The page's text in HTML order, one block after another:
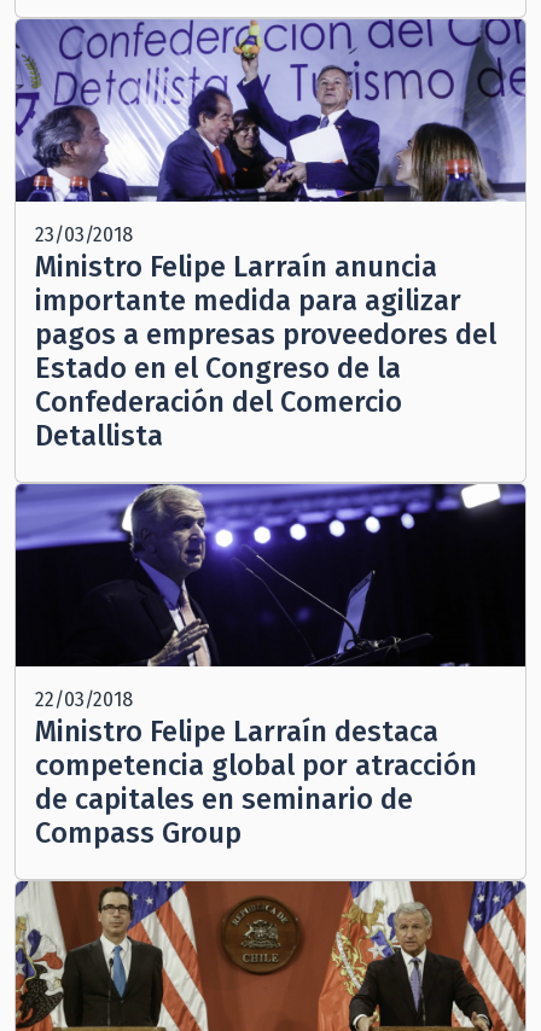
23/03/2018
Ministro Felipe Larraín anuncia
importante medida para agilizar
pagos a empresas proveedores del
Estado en el Congreso de la
Confederación del Comercio
Detallista
22/03/2018
Ministro Felipe Larraín destaca
competencia global por atracción
de capitales en seminario de
Compass Group